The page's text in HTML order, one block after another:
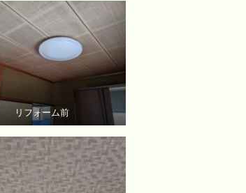
リフォーム前